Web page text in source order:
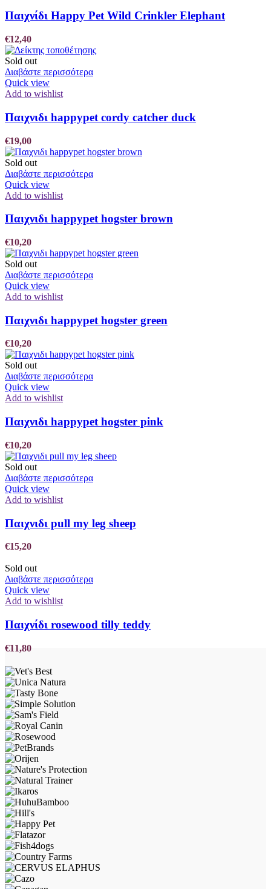
Παιχνίδι Happy Pet Wild Crinkler Elephant
€12,40
Sold out
Διαβάστε περισσότερα
Quick view
Add to wishlist
Παιχνιδι happypet cordy catcher duck
€19,00
Sold out
Διαβάστε περισσότερα
Quick view
Add to wishlist
Παιχνιδι happypet hogster brown
€10,20
Sold out
Διαβάστε περισσότερα
Quick view
Add to wishlist
Παιχνιδι happypet hogster green
€10,20
Sold out
Διαβάστε περισσότερα
Quick view
Add to wishlist
Παιχνιδι happypet hogster pink
€10,20
Sold out
Διαβάστε περισσότερα
Quick view
Add to wishlist
Παιχνιδι pull my leg sheep
€15,20
Sold out
Διαβάστε περισσότερα
Quick view
Add to wishlist
Παιχνίδι rosewood tilly teddy
€11,80